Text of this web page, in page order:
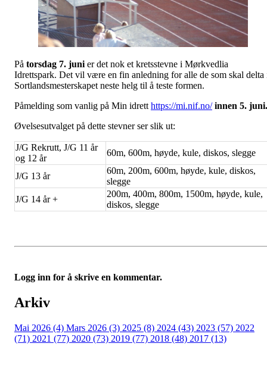
På torsdag 7. junier det nok et kretsstevne i Mørkvedlia
Idrettspark. Det vil være en fin anledning for alle de som skal delta
Sortlandsmesterskapet neste helg til å teste formen.
Påmelding som vanlig på Min idretthttps://mi.nif.no/ innen 5. juni.
Øvelsesutvalget på dette stevner ser slik ut:
J/G Rekrutt, J/G 11 år
og 12 år
60m, 600m, høyde, kule, diskos, slegge
J/G 13 år
60m, 200m, 600m, høyde, kule, diskos,
slegge
J/G 14 år +
200m, 400m, 800m, 1500m, høyde, kule,
diskos, slegge
Logg inn for å skrive en kommentar.
Arkiv
Mai 2026 (4) Mars 2026 (3) 2025 (8) 2024 (43) 2023 (57) 2022
(71) 2021 (77) 2020 (73) 2019 (77) 2018 (48) 2017 (13)